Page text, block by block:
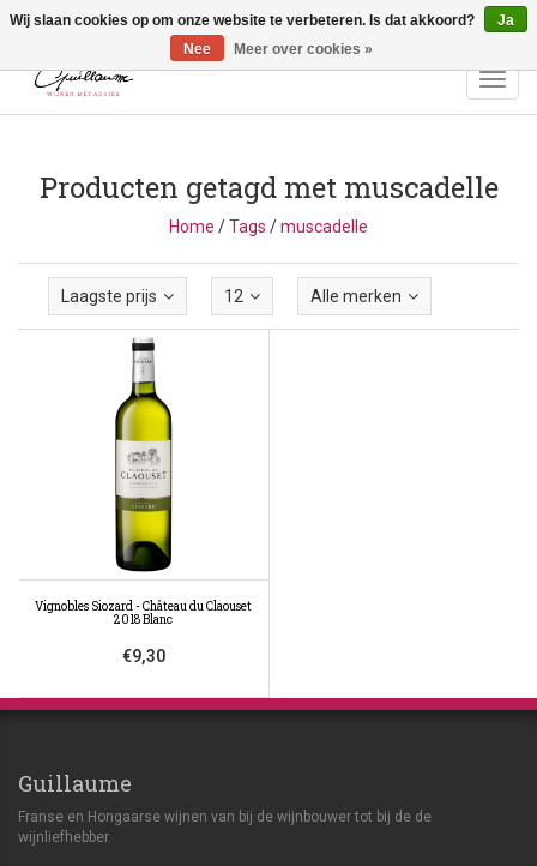
Vragen? Bel ons: +32 (0)13 - 77 11 21 - Winkel: Lochtstraat 2,
3272 Testelt -
info@guillaumewijnen.be
Producten getagd met muscadelle
Home /Tags /muscadelle
Laagste prijs 12 Alle merken
Vignobles Siozard - Château du Claouset
2018 Blanc
€9,30
Guillaume
Franse en Hongaarse wijnen van bij de wijnbouwer tot bij de de
wijnliefhebber.
Wij slaan cookies op om onze website te verbeteren. Is dat akkoord?
Ja
Nee
Meer over cookies »